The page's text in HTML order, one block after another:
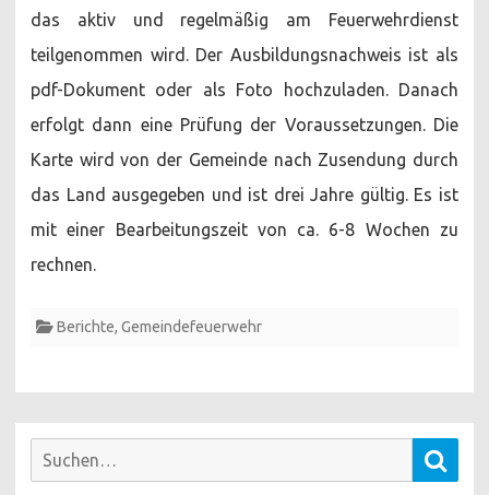
das aktiv und regelmäßig am Feuerwehrdienst
teilgenommen wird. Der Ausbildungsnachweis ist als
pdf-Dokument oder als Foto hochzuladen. Danach
erfolgt dann eine Prüfung der Voraussetzungen. Die
Karte wird von der Gemeinde nach Zusendung durch
das Land ausgegeben und ist drei Jahre gültig. Es ist
mit einer Bearbeitungszeit von ca. 6-8 Wochen zu
rechnen.
Berichte, Gemeindefeuerwehr
Suchen